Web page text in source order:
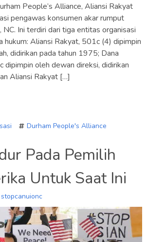
People’s Alliance, Aliansi Rakyat
pengawas konsumen akar rumput
Ini terdiri dari tiga entitas organisasi
hukum: Aliansi Rakyat, 501c (4) dipimpin
didirikan pada tahun 1975; Dana
dipimpin oleh dewan direksi, didirikan
Aliansi Rakyat […]
Durham People's Alliance
Pada Pemilih
Untuk Saat Ini
stopcanuionc